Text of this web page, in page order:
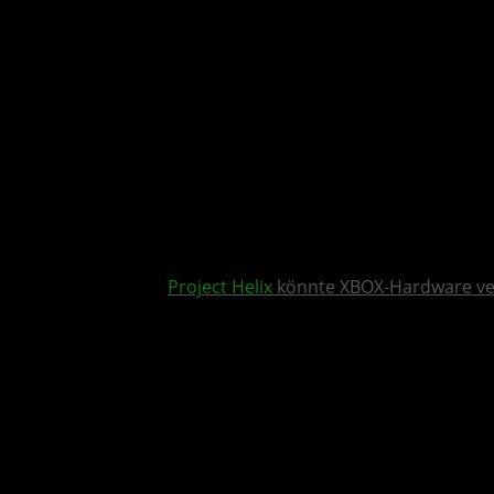
Project Helix könnte XBOX-Hardware